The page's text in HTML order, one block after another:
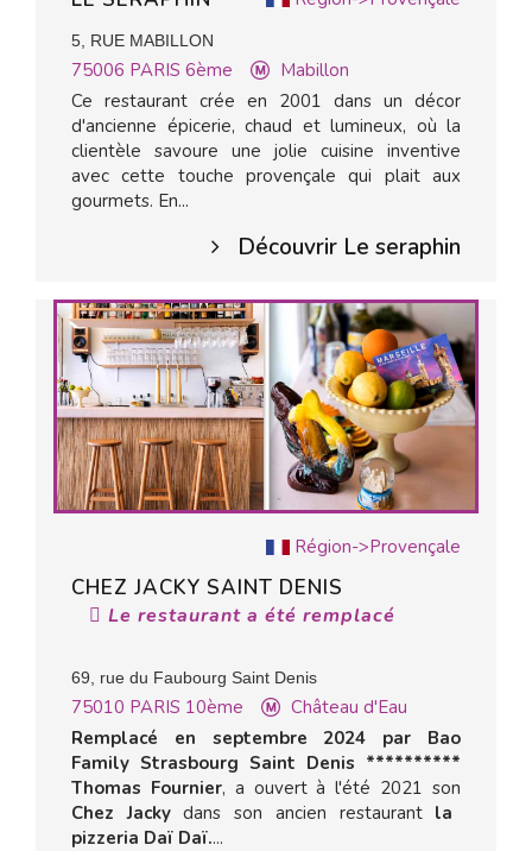
5, RUE MABILLON
75006 PARIS 6ème
Mabillon
Ce restaurant crée en 2001 dans un décor
d'ancienne épicerie, chaud et lumineux, où la
clientèle savoure une jolie cuisine inventive
avec cette touche provençale qui plait aux
gourmets. En...
Découvrir Le seraphin
Région->Provençale
CHEZ JACKY SAINT DENIS
Le restaurant a été remplacé
69, rue du Faubourg Saint Denis
75010 PARIS 10ème
Château d'Eau
Remplacé en septembre 2024 par Bao
Family Strasbourg Saint Denis **********
Thomas Fournier, a ouvert à l'été 2021 son
Chez Jackydans son ancien restaurant la
pizzeria Daï Daï....